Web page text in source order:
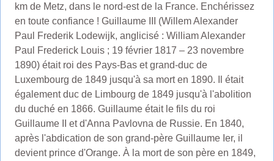
km de Metz, dans le nord-est de la France. Enchérissez
en toute confiance ! Guillaume III (Willem Alexander
Paul Frederik Lodewijk, anglicisé : William Alexander
Paul Frederick Louis ; 19 février 1817 – 23 novembre
1890) était roi des Pays-Bas et grand-duc de
Luxembourg de 1849 jusqu'à sa mort en 1890. Il était
également duc de Limbourg de 1849 jusqu'à l'abolition
du duché en 1866. Guillaume était le fils du roi
Guillaume II et d'Anna Pavlovna de Russie. En 1840,
après l'abdication de son grand-père Guillaume Ier, il
devient prince d'Orange. À la mort de son père en 1849,